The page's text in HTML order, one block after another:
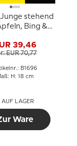
stehend
Bing &
39,46
EUR 70,77
B1696
H: 18 cm
AUF LAGER
Ware